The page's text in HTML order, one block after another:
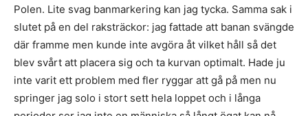
Polen. Lite svag banmarkering kan jag tycka. Samma sak i
slutet på en del raksträckor: jag fattade att banan svängde
där framme men kunde inte avgöra åt vilket håll så det
blev svårt att placera sig och ta kurvan optimalt. Hade ju
inte varit ett problem med fler ryggar att gå på men nu
springer jag solo i stort sett hela loppet och i långa